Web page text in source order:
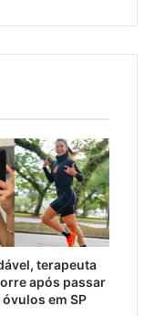
terapeuta
após passar
em SP